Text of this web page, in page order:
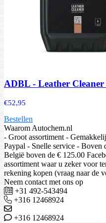
ADBL - Leather
€52,95
Bestellen
Waarom Autochem.nl
- Groot assortiment -
Paypal - Snelle service - Boven
België boven de € 125.00
assortiment waar u zeker voor
rekening kopen (vraag naar de
Neem contact met ons op
+31 492-543494
+316 12468924
+316 12468924